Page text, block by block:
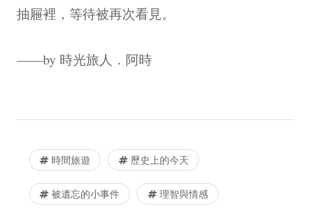
抽屜裡，等待被再次看見。
——by 時光旅人．阿時
時間旅遊 歷史上的今天
被遺忘的小事件 理智與情感